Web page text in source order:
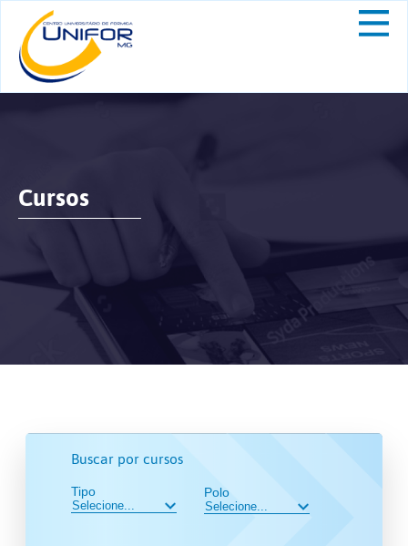
Cursos
Buscar por cursos
Tipo Polo